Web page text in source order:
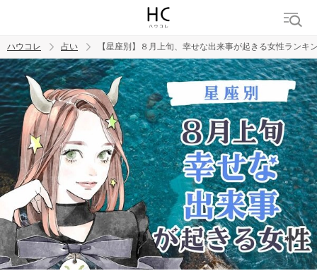
トレンド ワード
ハウコレ 占い 【星座別】８月上旬、幸せな出来事が起きる女性ランキ